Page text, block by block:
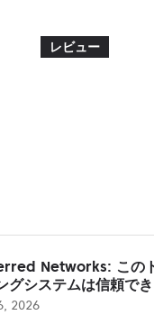
レビュー
Networks: この
グシステムは信頼で
2026